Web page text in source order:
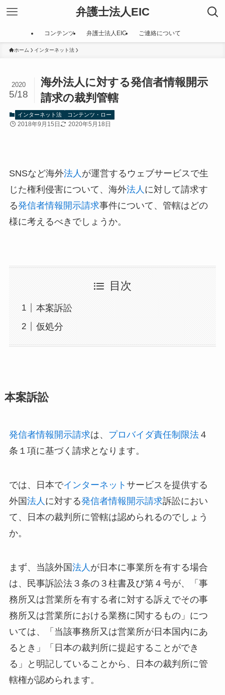
弁護士法人EIC
コンテンツ 弁護士法人EIC ご連絡について
ホーム インターネット法
海外法人に対する発信者情報開示
請求の裁判管轄
2020
5/18
インターネット法 コンテンツ・ロー
2018年9月15日 2020年5月18日
SNSなど海外法人 が運営するウェブサービスで生
じた権利侵害について、海外法人 に対して請求す
る発信者情報開示請求事件について、管轄はどの
様に考えるべきでしょうか。
目次
本案訴訟
仮処分
本案訴訟
発信者情報開示請求は、 プロバイダ責任制限法４
条１項に基づく請求となります。
では、日本でインターネット サービスを提供する
外国法人 に対する発信者情報開示請求訴訟におい
て、日本の裁判所に管轄は認められるのでしょう
か。
まず、当該外国法人 が日本に事業所を有する場合
は、民事訴訟法３条の３柱書及び第４号が、「事
務所又は営業所を有する者に対する訴えでその事
務所又は営業所における業務に関するもの」につ
いては、「当該事務所又は営業所が日本国内にあ
るとき」「日本の裁判所に提起することができ
る」と明記していることから、日本の裁判所に管
轄権が認められます。